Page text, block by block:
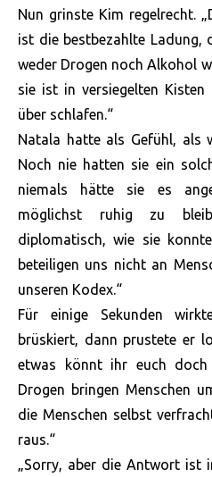
Nun grinste Kim regelrecht.
ist die bestbezahlte Ladung,
weder Drogen noch Alkohol
sie ist in versiegelten
über schlafen.“
Natala hatte als Gefühl, als
Noch nie hatten sie ein
niemals hätte sie es
möglichst ruhig zu
diplomatisch, wie sie
beteiligen uns nicht an
unseren Kodex.“
Für einige Sekunden
brüskiert, dann prustete er
etwas könnt ihr euch doch
Drogen bringen Menschen
die Menschen selbst
raus.“
„Sorry, aber die Antwort ist